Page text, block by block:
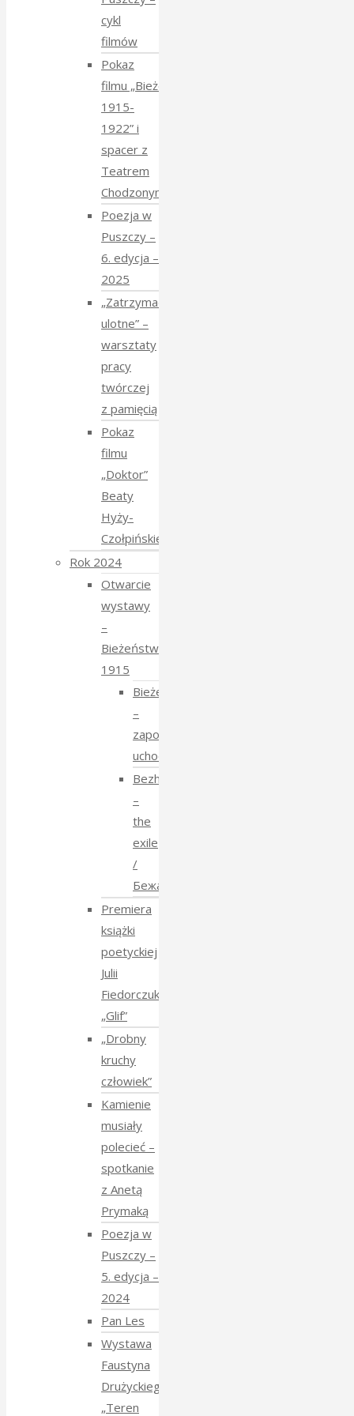
cykl
filmów
Pokaz
filmu „Bieżeńcy
1915-
1922” i
spacer z
Teatrem
Chodzonym
Poezja w
Puszczy –
6. edycja –
2025
„Zatrzymać
ulotne” –
warsztaty
pracy
twórczej
z pamięcią
Pokaz
filmu
„Doktor”
Beaty
Hyży-
Czołpińskiej
Rok 2024
Otwarcie
wystawy
–
Bieżeństwo
1915
Bieżeństwo
–
zapomniane
uchodźstwo
Bezhenstvo
–
the
exile
/
Бежанства
Premiera
książki
poetyckiej
Julii
Fiedorczuk
„Glif”
„Drobny
kruchy
człowiek”
Kamienie
musiały
polecieć –
spotkanie
z Anetą
Prymaką
Poezja w
Puszczy –
5. edycja –
2024
Pan Les
Wystawa
Faustyna
Drużyckiego
„Teren